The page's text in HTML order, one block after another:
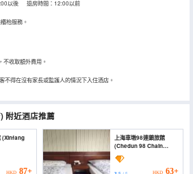
以後 退房時間：12:00以前
枱服務。
不收取額外費用。
不得在沒有家長或監護人的情況下入住酒店。
附近酒店推薦
87+
上海車墩98連鎖旅館
(Chedun 98 Chain
Hostel)
63+